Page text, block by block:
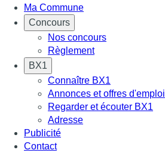
Ma Commune
Concours
Nos concours
Règlement
BX1
Connaître BX1
Annonces et offres d'emploi
Regarder et écouter BX1
Adresse
Publicité
Contact